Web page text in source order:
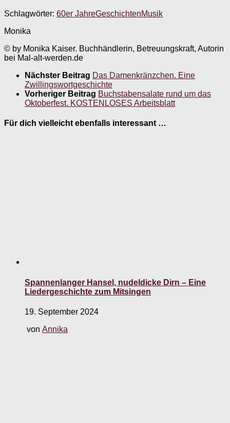
Schlagwörter: 60er JahreGeschichtenMusik
Monika
© by Monika Kaiser. Buchhändlerin, Betreuungskraft, Autorin
bei Mal-alt-werden.de
Nächster Beitrag Das Damenkränzchen. Eine
Zwillingswortgeschichte
Vorheriger Beitrag Buchstabensalate rund um das
Oktoberfest. KOSTENLOSES Arbeitsblatt
Für dich vielleicht ebenfalls interessant …
Spannenlanger Hansel, nudeldicke Dirn – Eine
Liedergeschichte zum Mitsingen
19. September 2024
von Annika